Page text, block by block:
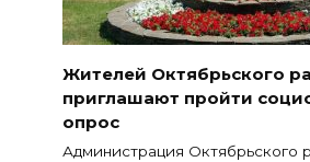
Жителей Октябрьского
приглашают пройти
опрос
Администрация Октябрьского